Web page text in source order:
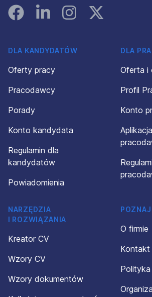
FacebookLinked InInstagramInstagram
DLA KANDYDATÓW
Oferty pracy
Pracodawcy
Porady
Konto kandydata
Regulamin dla
kandydatów
Powiadomienia
DLA
Oferta i
Profil
Konto
NARZĘDZIA
I ROZWIĄZANIA
Kreator CV
Wzory CV
Wzory dokumentów
O firmie
Kontakt